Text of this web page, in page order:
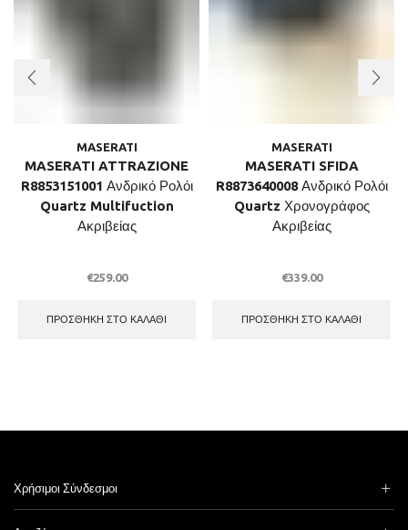
MASERATI
MASERATI ATTRAZIONE
R8853151001 Ανδρικό Ρολόι
Quartz Multifuction
Ακριβείας
€259.00
ΠΡΟΣΘΉΚΗ ΣΤΟ ΚΑΛΆΘΙ
MASERATI
MASERATI SFIDA
R8873640008 Ανδρικό Ρολόι
Quartz Χρονογράφος
Ακριβείας
€339.00
ΠΡΟΣΘΉΚΗ ΣΤΟ ΚΑΛΆΘΙ
Χρήσιμοι Σύνδεσμοι